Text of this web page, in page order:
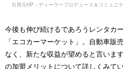
引用元HP：ディーラープロデュース＆コミュニ
今後も伸び続けるであろうレンタカ
「エコカーマーケット」。自動車販
なく、新たな収益が望めると言いま
の加盟メリットについて詳しくみてい